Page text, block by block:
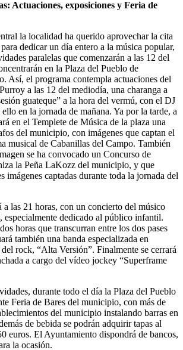
Actuaciones, exposiciones y Feria de
la localidad ha querido aprovechar la cita
dedicar un día entero a la música popular,
paralelas que comenzarán a las 12 del
en la Plaza del Pueblo de
Así, el programa contempla actuaciones del
a las 12 del mediodía, una charanga a
guateque” a la hora del vermú, con el DJ
en la jornada de mañana. Ya por la tarde, a
en el Templete de Música de la plaza una
del municipio, con imágenes que captan el
musical de Cabanillas del Campo. También
se ha convocado un Concurso de
la Peña LaKozz del municipio, y que
imágenes captadas durante toda la jornada del
a las 21 horas, con un concierto del músico
especialmente dedicado al público infantil.
horas que transcurran entre los dos pases
también una banda especializada en
rock, “Alta Versión”. Finalmente se cerrará
a cargo del vídeo jockey “Superframe
durante todo el día la Plaza del Pueblo
Feria de Bares del municipio, con más de
del municipio instalando barras en
de bebida se podrán adquirir tapas al
euros. El Ayuntamiento dispondrá de bancos,
la ocasión.